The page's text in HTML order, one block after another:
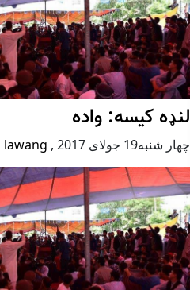
لنډه کیسه: واده
چهار شنبه19 جولای 2017 ,
lawang